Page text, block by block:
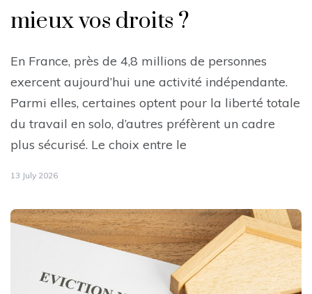
mieux vos droits ?
En France, près de 4,8 millions de personnes
exercent aujourd’hui une activité indépendante.
Parmi elles, certaines optent pour la liberté totale
du travail en solo, d’autres préfèrent un cadre
plus sécurisé. Le choix entre le
13 July 2026